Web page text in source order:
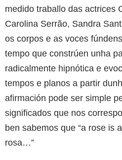
medido traballo das actrices
Carolina Serrão, Sandra
os corpos e as voces
tempo que constrúen unha
radicalmente hipnótica e
tempos e planos a partir
afirmación pode ser simple
significados que nos
ben sabemos que “a rose is
rosa…”